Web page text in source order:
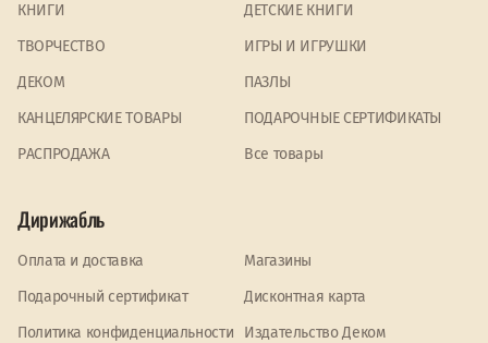
КНИГИ
ДЕТСКИЕ КНИГИ
ТВОРЧЕСТВО
ИГРЫ И ИГРУШКИ
ДЕКОМ
ПАЗЛЫ
КАНЦЕЛЯРСКИЕ ТОВАРЫ
ПОДАРОЧНЫЕ СЕРТИФИКАТЫ
PАСПРОДАЖА
Все товары
Дирижабль
Оплата и доставка
Магазины
Подарочный сертификат
Дисконтная карта
Политика конфиденциальности
Издательство Деком